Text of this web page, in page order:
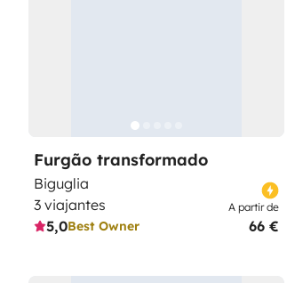
Furgão transformado
Biguglia
3 viajantes
5,0Best Owner
A partir de
66 €